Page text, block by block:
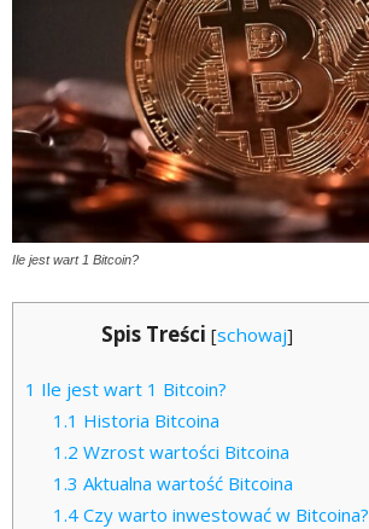
Ile jest wart 1 Bitcoin?
Spis Treści [schowaj]
1 Ile jest wart 1 Bitcoin?
1.1 Historia Bitcoina
1.2 Wzrost wartości Bitcoina
1.3 Aktualna wartość Bitcoina
1.4Czy warto inwestować w Bitcoina?